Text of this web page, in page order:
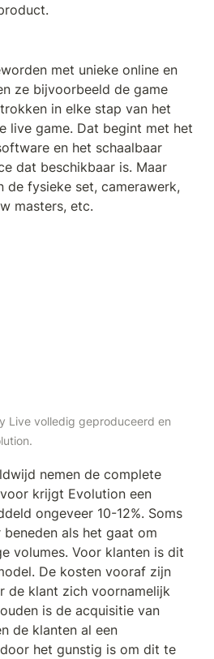
met unieke online en
ze bijvoorbeeld de game
in elke stap van het
live game. Dat begint met het
en het schaalbaar
dat beschikbaar is. Maar
fysieke set, camerawerk,
masters, etc.
Live volledig geproduceerd en
nemen de complete
krijgt Evolution een
ongeveer 10-12%. Soms
als het gaat om
volumes. Voor klanten is dit
De kosten vooraf zijn
de klant zich voornamelijk
is de acquisitie van
de klanten al een
het gunstig is om dit te